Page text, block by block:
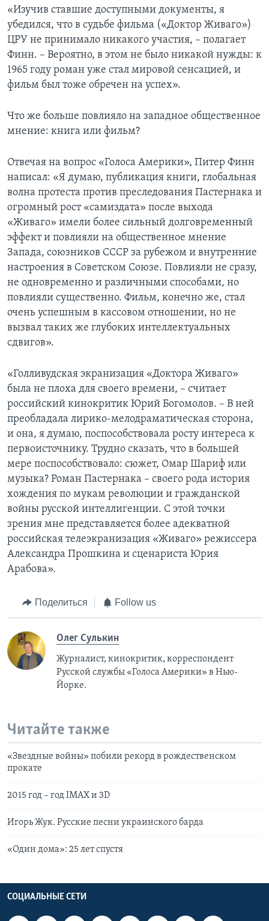
«Изучив ставшие доступными документы, я
убедился, что в судьбе фильма («Доктор Живаго»)
ЦРУ не принимало никакого участия, – полагает
Финн. – Вероятно, в этом не было никакой нужды: к
1965 году роман уже стал мировой сенсацией, и
фильм был тоже обречен на успех».
Что же больше повлияло на западное общественное
мнение: книга или фильм?
Отвечая на вопрос «Голоса Америки», Питер Финн
написал: «Я думаю, публикация книги, глобальная
волна протеста против преследования Пастернака и
огромный рост «самиздата» после выхода
«Живаго» имели более сильный долговременный
эффект и повлияли на общественное мнение
Запада, союзников СССР за рубежом и внутренние
настроения в Советском Союзе. Повлияли не сразу,
не одновременно и различными способами, но
повлияли существенно. Фильм, конечно же, стал
очень успешным в кассовом отношении, но не
вызвал таких же глубоких интеллектуальных
сдвигов».
«Голливудская экранизация «Доктора Живаго»
была не плоха для своего времени, – считает
российский кинокритик Юрий Богомолов. – В ней
преобладала лирико-мелодраматическая сторона,
и она, я думаю, поспособствовала росту интереса к
первоисточнику. Трудно сказать, что в большей
мере поспособствовало: сюжет, Омар Шариф или
музыка? Роман Пастернака – своего рода история
хождения по мукам революции и гражданской
войны русской интеллигенции. С этой точки
зрения мне представляется более адекватной
российская телеэкранизация «Живаго» режиссера
Александра Прошкина и сценариста Юрия
Арабова».
Поделиться Follow us
Олег Сулькин
Журналист, кинокритик, корреспондент
Русской службы «Голоса Америки» в Нью-
Йорке.
Читайте также
«Звездные войны» побили рекорд в рождественском
прокате
2015 год – год IMAX и 3D
Игорь Жук. Русские песни украинского барда
«Один дома»: 25 лет спустя
СОЦИАЛЬНЫЕ СЕТИ